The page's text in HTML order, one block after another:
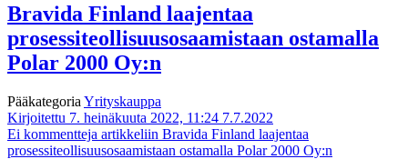
Bravida Finland laajentaa
prosessiteollisuusosaamistaan ostamalla
Polar 2000 Oy:n
Pääkategoria Yrityskauppa
Kirjoitettu 7. heinäkuuta 2022, 11:24 7.7.2022
Ei kommentteja artikkeliin Bravida Finland laajentaa
prosessiteollisuusosaamistaan ostamalla Polar 2000 Oy:n